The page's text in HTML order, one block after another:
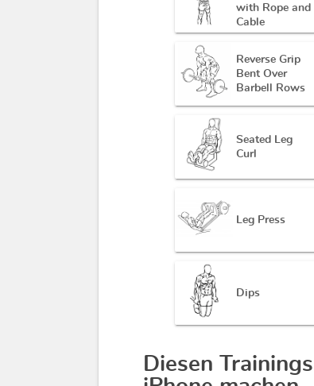
with Rope and
Cable
Reverse Grip
Bent Over
Barbell Rows
Seated Leg
Curl
Leg Press
Dips
Diesen